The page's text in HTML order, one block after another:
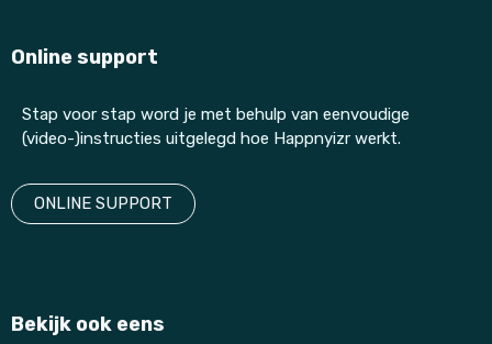
Online support
Stap voor stap word je met behulp van eenvoudige
(video-)instructies uitgelegd hoe Happnyizr werkt.
ONLINE SUPPORT
Bekijk ook eens